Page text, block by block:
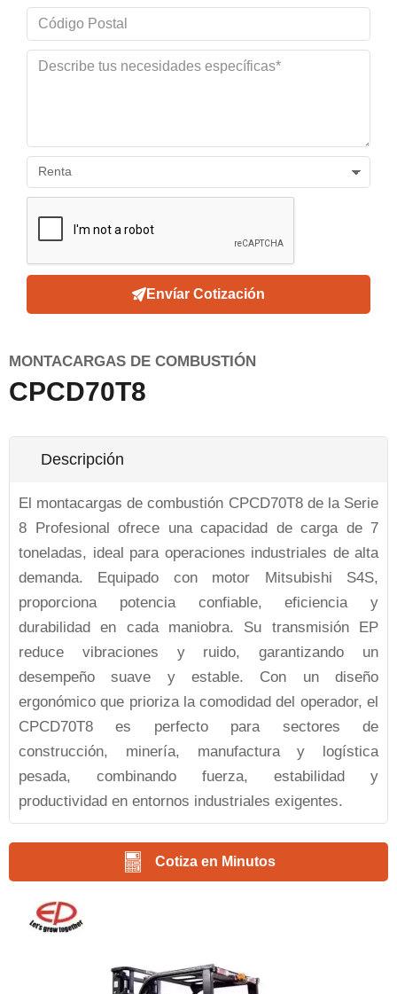
Envíar Cotización
MONTACARGAS DE COMBUSTIÓN
CPCD70T8
Descripción
El montacargas de combustión CPCD70T8 de la Serie
8 Profesional ofrece una capacidad de carga de 7
toneladas, ideal para operaciones industriales de alta
demanda. Equipado con motor Mitsubishi S4S,
proporciona potencia confiable, eficiencia y
durabilidad en cada maniobra. Su transmisión EP
reduce vibraciones y ruido, garantizando un
desempeño suave y estable. Con un diseño
ergonómico que prioriza la comodidad del operador, el
CPCD70T8 es perfecto para sectores de
construcción, minería, manufactura y logística
pesada, combinando fuerza, estabilidad y
productividad en entornos industriales exigentes.
Cotiza en Minutos